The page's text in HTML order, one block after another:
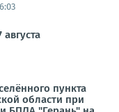
пункта
области при